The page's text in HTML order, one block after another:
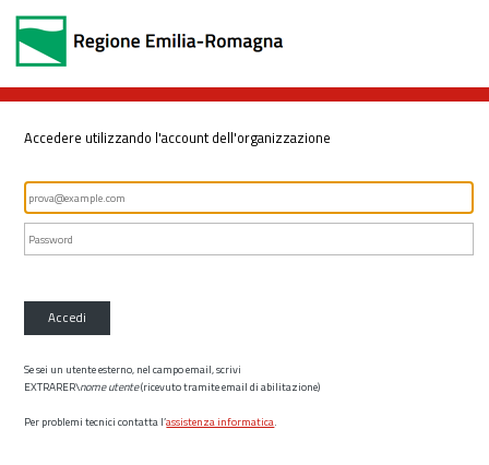
Accedere utilizzando l'account dell'organizzazione
Accedi
Se sei un utente esterno, nel campo email, scrivi
EXTRARER\nome utente(ricevuto tramite email di abilitazione)
Per problemi tecnici contatta l’assistenza informatica.